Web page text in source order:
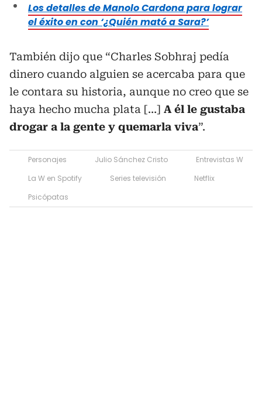
Los detalles de Manolo Cardona para lograr
el éxito en con ‘¿Quién mató a Sara?’
También dijo que “Charles Sobhraj pedía
dinero cuando alguien se acercaba para que
le contara su historia, aunque no creo que se
haya hecho mucha plata […] A él le gustaba
drogar a la gente y quemarla viva”.
Personajes Julio Sánchez Cristo
Entrevistas W
La W en Spotify
Series televisión
Netflix
Psicópatas